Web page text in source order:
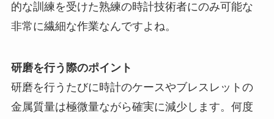
的な訓練を受けた熟練の時計技術者にのみ可能な
非常に繊細な作業なんですよね。
研磨を行う際のポイント
研磨を行うたびに時計のケースやブレスレットの
金属質量は極微量ながら確実に減少します。何度